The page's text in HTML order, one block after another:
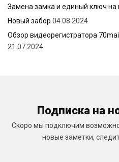
Замена замка и единый ключ на
Новый забор 04.08.2024
Обзор видеорегистратора
21.07.2024
Подписка на
Скоро мы подключим
новые заметки,